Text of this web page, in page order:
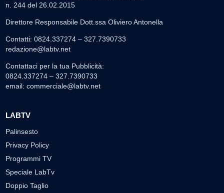
n. 244 del 26.02.2015
Direttore Responsabile Dott.ssa Oliviero Antonella
Contatti: 0824.337274 – 327.7390733
redazione@labtv.net
Contattaci per la tua Pubblicità:
0824.337274 – 327.7390733
email: commerciale@labtv.net
LABTV
Palinsesto
Privacy Policy
Programmi TV
Speciale LabTv
Doppio Taglio